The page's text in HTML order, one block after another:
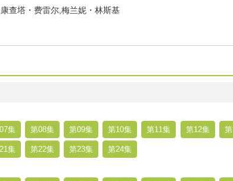
查塔・费雷尔,梅兰妮・林斯基
集 第08集 第09集 第10集 第11集 第12集
集 第22集 第23集 第24集